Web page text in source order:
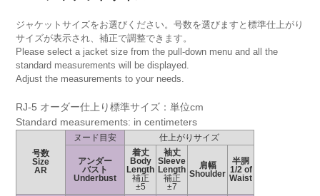
ジャケットサイズをお選びください。号数を選びますと標準仕上がり
サイズが表示され、補正で調整できます。
Please select a jacket size from the pull-down menu and all the
standard measurements will be displayed.
Adjust the measurements to your needs.
RJ-5 オーダー仕上り標準サイズ：単位cm
Standard measurements: in centimeters
号数
Size
AR
ヌード目安 仕上がりサイズ
アンダー
バスト
Underbust
着丈
Body
Length
補正
±5
袖丈
Sleeve
Length
補正
±7
肩幅
Shoulder
半胴
1/2 of
Waist